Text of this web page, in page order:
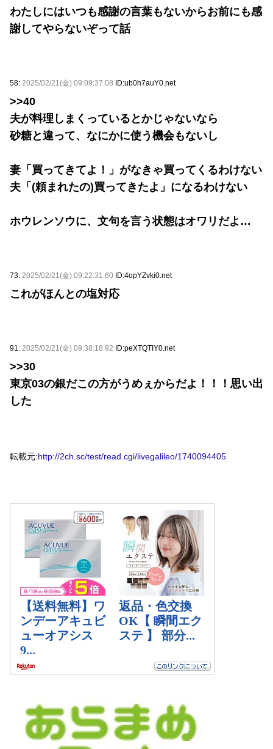
わたしにはいつも感謝の言葉もないからお前にも感
謝してやらないぞって話
58: 2025/02/21(金) 09:09:37.08 ID:ub0h7auY0.net
>>40
夫が料理しまくっているとかじゃないなら
砂糖と違って、なにかに使う機会もないし
妻「買ってきてよ！」がなきゃ買ってくるわけない
夫「(頼まれたの)買ってきたよ」になるわけない
ホウレンソウに、文句を言う状態はオワリだよ…
73: 2025/02/21(金) 09:22:31.60 ID:4opYZvki0.net
これがほんとの塩対応
91: 2025/02/21(金) 09:38:18.92 ID:peXTQTIY0.net
>>30
東京03の銀だこの方がうめぇからだよ！！！思い出
した
転載元:http://2ch.sc/test/read.cgi/livegalileo/1740094405